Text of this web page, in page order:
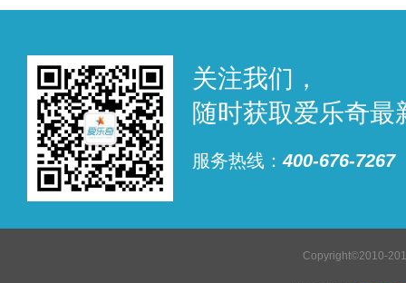
关注我们，
随时获取爱乐奇最
服务热线：400-676-7267
Copyright©2010-